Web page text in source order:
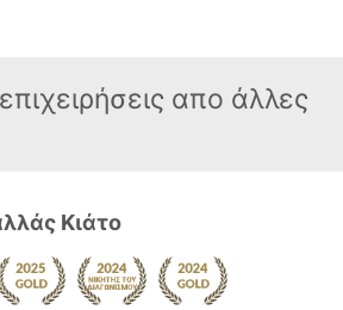
απο άλλες
Κιάτο